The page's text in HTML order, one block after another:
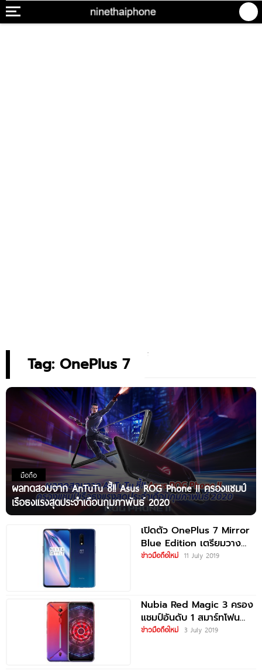
Tag: OnePlus 7
มือถือ
ผลทดสอบจาก AnTuTu ชี้!! Asus ROG Phone II ครองแชมป์
เรือธงแรงสุดประจำเดือนกุมภาพันธ์ 2020
เปิดตัว OnePlus 7 Mirror
Blue Edition เตรียมวาง
จำหน่ายในอินเดีย 15
ข่าวมือถือใหม่ 11 July 2019
Nubia Red Magic 3 ครอง
แชมป์อันดับ 1 สมาร์ทโฟน
Android ที่มีประสิทธิภาพเร็ว
ข่าวมือถือใหม่ 3 July 2019